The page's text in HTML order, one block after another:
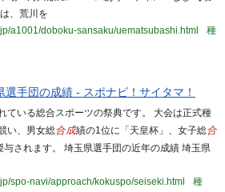
、荒川を
a1001/doboku-sansaku/uematsubashi.html
種
選手団の成績 - スポナビ！サイタマ！
ている総合スポーツの祭典です。 大会は正式種
い、男女総合成績の1位に「天皇杯」、女子総合
されます。 埼玉県選手団の近年の成績 埼玉県
spo-navi/approach/kokuspo/seiseki.html
種